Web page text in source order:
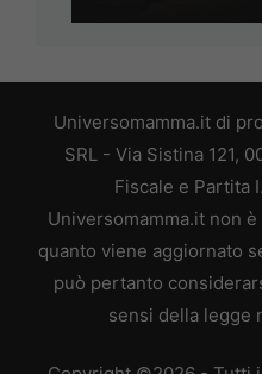
Universomamma.it di
SRL - Via Sistina 121,
Fiscale e Partita
Universomamma.it non
quanto viene aggiornato
può pertanto
sensi della legge